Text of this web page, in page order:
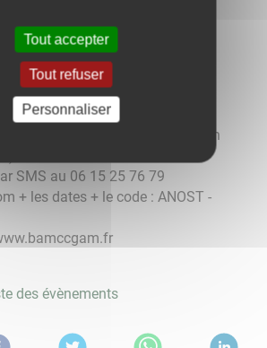
ouvertes à tou(t)(e)s pour
de lire !
votre livre préféré du
proposés par le BAM ( Bouger en
)
SMS au 06 15 25 76 79
+ les dates + le code : ANOST -
des évènements
Tout accepter
Tout refuser
Personnaliser